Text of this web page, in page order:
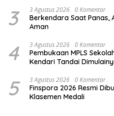
3 3 Agustus 2026 0 Komentar
Berkendara Saat Panas,
Aman
4 3 Agustus 2026 0 Komentar
Pembukaan MPLS
Kendari Tandai
5 3 Agustus 2026 0 Komentar
Finspora 2026 Resmi
Klasemen Medali